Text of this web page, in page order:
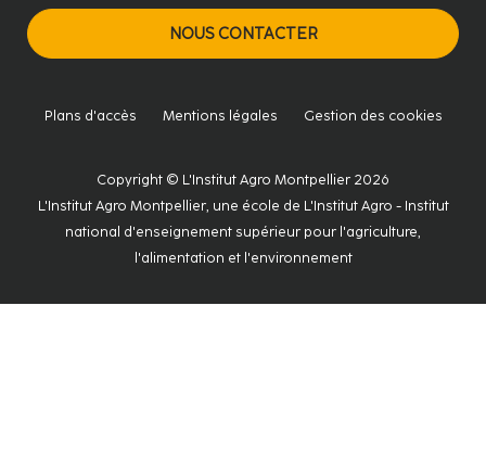
NOUS CONTACTER
Plans d'accès Mentions légales Gestion des cookies
Copyright © L'Institut Agro Montpellier 2026
L'Institut Agro Montpellier, une école de L'Institut Agro - Institut
national d'enseignement supérieur pour l'agriculture,
l'alimentation et l'environnement